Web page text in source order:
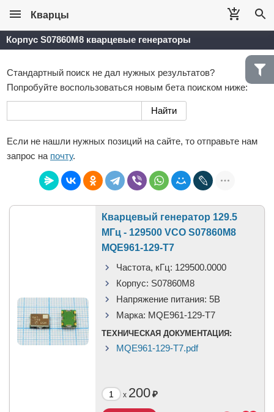
Кварцы
Корпус S07860M8 кварцевые генераторы
Стандартный поиск не дал нужных результатов?
Попробуйте воспользоваться новым бета поиском ниже:
Если не нашли нужных позиций на сайте, то отправьте нам
запрос на почту.
Кварцевый генератор 129.5
МГц - 129500 VCO S07860M8
MQE961-129-T7
Частота, кГц: 129500.0000
Корпус: S07860M8
Напряжение питания: 5В
Марка: MQE961-129-T7
ТЕХНИЧЕСКАЯ ДОКУМЕНТАЦИЯ:
MQE961-129-T7.pdf
x 200₽